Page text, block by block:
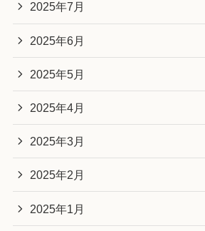
2025年7月
2025年6月
2025年5月
2025年4月
2025年3月
2025年2月
2025年1月